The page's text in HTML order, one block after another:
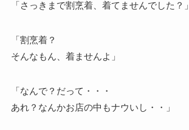
「さっきまで割烹着、着てませんでした？」
「割烹着？
そんなもん、着ませんよ」
「なんで？だって・・・
あれ？なんかお店の中もナウいし・・」